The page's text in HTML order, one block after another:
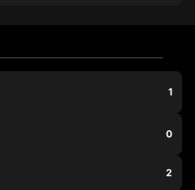
1
0
2